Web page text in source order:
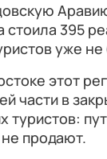
395
уже не
этот
части в
продают.